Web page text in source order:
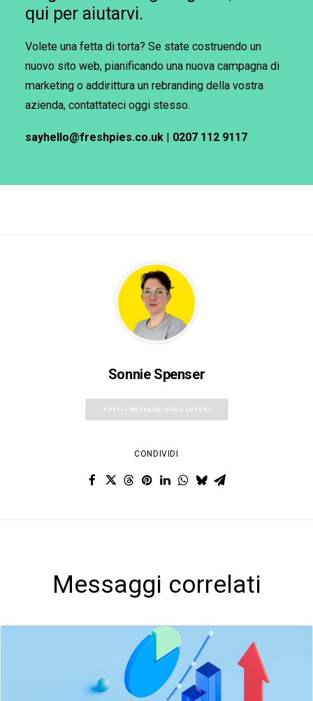
qui per aiutarvi.
Volete una fetta di torta? Se state costruendo un
nuovo sito web, pianificando una nuova campagna di
marketing o addirittura un rebranding della vostra
azienda, contattateci oggi stesso.
sayhello@freshpies.co.uk | 0207 112 9117
Sonnie Spenser
TUTTI I MESSAGGI DEGLI AUTORI
CONDIVIDI
Messaggi correlati